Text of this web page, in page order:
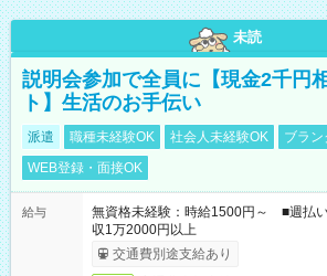
未読
説明会参加で全員に【現金2千円
ト】生活のお手伝い
派遣 職種未経験OK 社会人未経験OK
ブラン
WEB登録・面接OK
給与
無資格未経験：時給1500円～ ■週
収1万2000円以上
交通費別途支給あり